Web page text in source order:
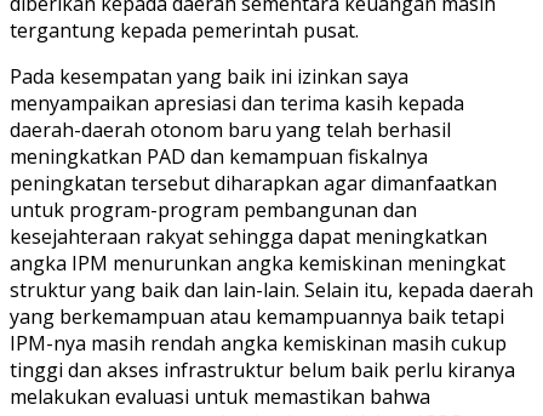
tergantung kepada pemerintah pusat.
Pada kesempatan yang baik ini izinkan saya
menyampaikan apresiasi dan terima kasih kepada
daerah-daerah otonom baru yang telah berhasil
meningkatkan PAD dan kemampuan fiskalnya
peningkatan tersebut diharapkan agar dimanfaatkan
untuk program-program pembangunan dan
kesejahteraan rakyat sehingga dapat meningkatkan
angka IPM menurunkan angka kemiskinan meningkat
struktur yang baik dan lain-lain. Selain itu, kepada daerah
yang berkemampuan atau kemampuannya baik tetapi
IPM-nya masih rendah angka kemiskinan masih cukup
tinggi dan akses infrastruktur belum baik perlu kiranya
melakukan evaluasi untuk memastikan bahwa